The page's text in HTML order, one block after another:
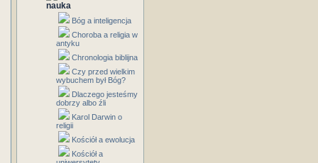
nauka
Bóg a inteligencja
Choroba a religia w
antyku
Chronologia biblijna
Czy przed wielkim
wybuchem był Bóg?
Dlaczego jesteśmy
dobrzy albo źli
Karol Darwin o
religii
Kościół a ewolucja
Kościół a